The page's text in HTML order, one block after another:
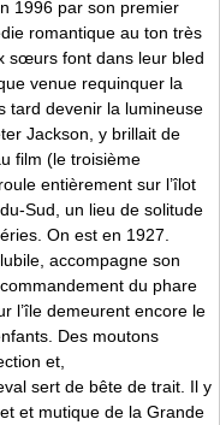
1996 par son premier
romantique au ton très
sœurs font dans leur bled
venue requinquer la
tard devenir la lumineuse
Jackson, y brillait de
film (le troisième
entièrement sur l’îlot
Sud, un lieu de solitude
On est en 1927.
accompagne son
du phare
l’île demeurent encore le
Des moutons
et,
sert de bête de trait. Il y
et mutique de la Grande